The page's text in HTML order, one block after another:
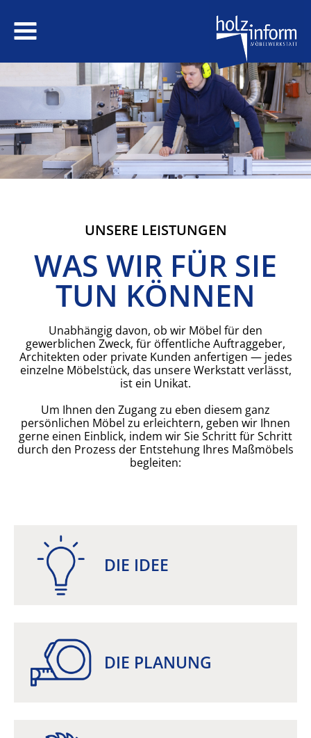
HOME
ÜBER UNS
Tischlerei
Team
REFERENZEN
Kundenstimmen
NETZWERK
KONTAKT
Anfahrt
Impressum
UNSERE LEISTUNGEN
WAS WIR FÜR SIE
TUN KÖNNEN
Unabhängig davon, ob wir Möbel für den
gewerblichen Zweck, für öffentliche Auftraggeber,
Architekten oder private Kunden anfertigen — jedes
einzelne Möbelstück, das unsere Werkstatt verlässt,
ist ein Unikat.
Um Ihnen den Zugang zu eben diesem ganz
persönlichen Möbel zu erleichtern, geben wir Ihnen
gerne einen Einblick, indem wir Sie Schritt für Schritt
durch den Prozess der Entstehung Ihres Maßmöbels
begleiten:
DIE IDEE
DIE PLANUNG